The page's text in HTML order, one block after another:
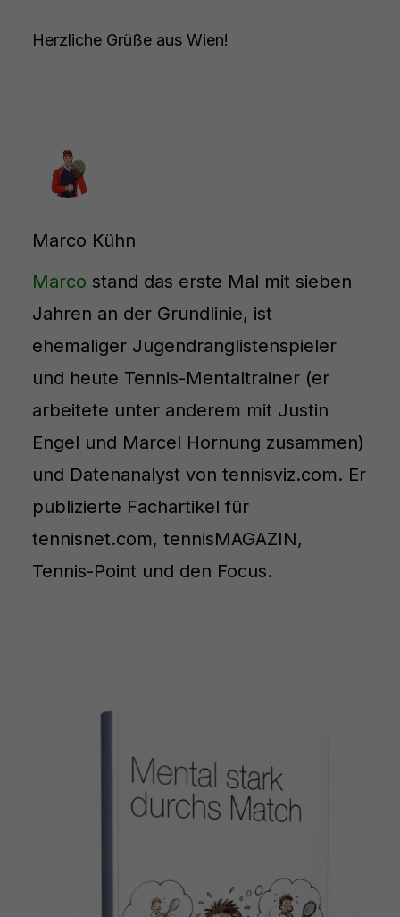
Herzliche Grüße aus Wien!
Marco Kühn
Marco stand das erste Mal mit sieben
Jahren an der Grundlinie, ist
ehemaliger Jugendranglistenspieler
und heute Tennis-Mentaltrainer (er
arbeitete unter anderem mit Justin
Engel und Marcel Hornung zusammen)
und Datenanalyst von tennisviz.com. Er
publizierte Fachartikel für
tennisnet.com, tennisMAGAZIN,
Tennis-Point und den Focus.